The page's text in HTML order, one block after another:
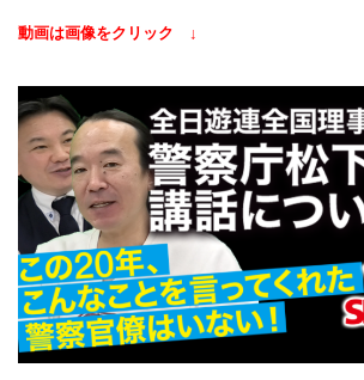
動画は画像をクリック ↓